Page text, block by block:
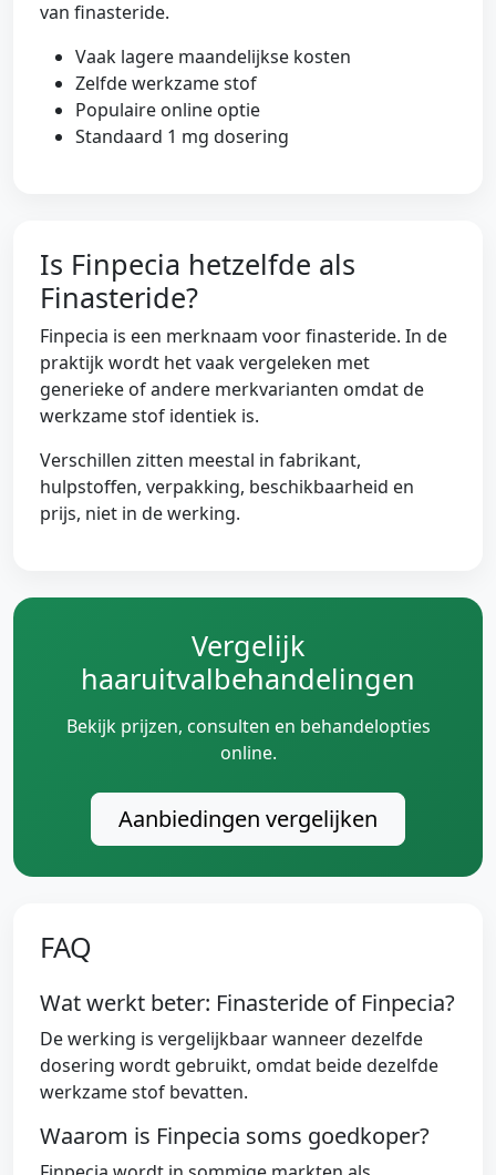
van finasteride.
Vaak lagere maandelijkse kosten
Zelfde werkzame stof
Populaire online optie
Standaard 1 mg dosering
Is Finpecia hetzelfde als
Finasteride?
Finpecia is een merknaam voor finasteride. In de
praktijk wordt het vaak vergeleken met
generieke of andere merkvarianten omdat de
werkzame stof identiek is.
Verschillen zitten meestal in fabrikant,
hulpstoffen, verpakking, beschikbaarheid en
prijs, niet in de werking.
Vergelijk
haaruitvalbehandelingen
Bekijk prijzen, consulten en behandelopties
online.
Aanbiedingen vergelijken
FAQ
Wat werkt beter: Finasteride of Finpecia?
De werking is vergelijkbaar wanneer dezelfde
dosering wordt gebruikt, omdat beide dezelfde
werkzame stof bevatten.
Waarom is Finpecia soms goedkoper?